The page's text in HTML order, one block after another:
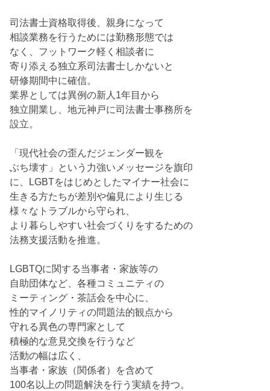
司法書士資格取得後、親身になって
相談業務を行うためには勤務形態では
なく、フットワーク軽く相談者に
寄り添える独立系司法書士しかないと
研修期間中に確信。
業界としては異例の新人1年目から
独立開業し、地元神戸に司法書士事務所を
設立。
「現代社会の歪んだジェンダー観を
ぶち壊す」という力強いメッセージを旗印
に、LGBTをはじめとしたマイナー社会に
生きる方たちが差別や偏見により生じる
様々なトラブルから守られ、
より暮らしやすい社会づくりをするための
法務支援活動を推進。
LGBTQに関する当事者・家族等の
自助団体など、各種コミュニティの
ミーティング・茶話会を中心に、
性的マイノリティの問題法的観点から
守れる異色の専門家として
積極的な意見交換を行うなど
活動の幅は広く、
当事者・家族（関係者）を含めて
100名以上の問題解決を行う実績を持つ。